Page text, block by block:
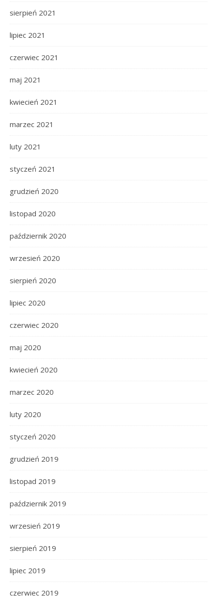
sierpień 2021
lipiec 2021
czerwiec 2021
maj 2021
kwiecień 2021
marzec 2021
luty 2021
styczeń 2021
grudzień 2020
listopad 2020
październik 2020
wrzesień 2020
sierpień 2020
lipiec 2020
czerwiec 2020
maj 2020
kwiecień 2020
marzec 2020
luty 2020
styczeń 2020
grudzień 2019
listopad 2019
październik 2019
wrzesień 2019
sierpień 2019
lipiec 2019
czerwiec 2019